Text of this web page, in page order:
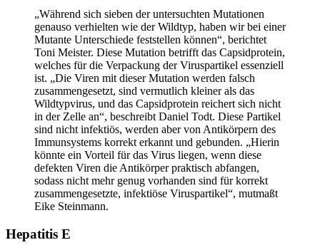
„Während sich sieben der untersuchten Mutationen
genauso verhielten wie der Wildtyp, haben wir bei einer
Mutante Unterschiede feststellen können“, berichtet
Toni Meister. Diese Mutation betrifft das Capsidprotein,
welches für die Verpackung der Viruspartikel essenziell
ist. „Die Viren mit dieser Mutation werden falsch
zusammengesetzt, sind vermutlich kleiner als das
Wildtypvirus, und das Capsidprotein reichert sich nicht
in der Zelle an“, beschreibt Daniel Todt. Diese Partikel
sind nicht infektiös, werden aber von Antikörpern des
Immunsystems korrekt erkannt und gebunden. „Hierin
könnte ein Vorteil für das Virus liegen, wenn diese
defekten Viren die Antikörper praktisch abfangen,
sodass nicht mehr genug vorhanden sind für korrekt
zusammengesetzte, infektiöse Viruspartikel“, mutmaßt
Eike Steinmann.
Hepatitis E